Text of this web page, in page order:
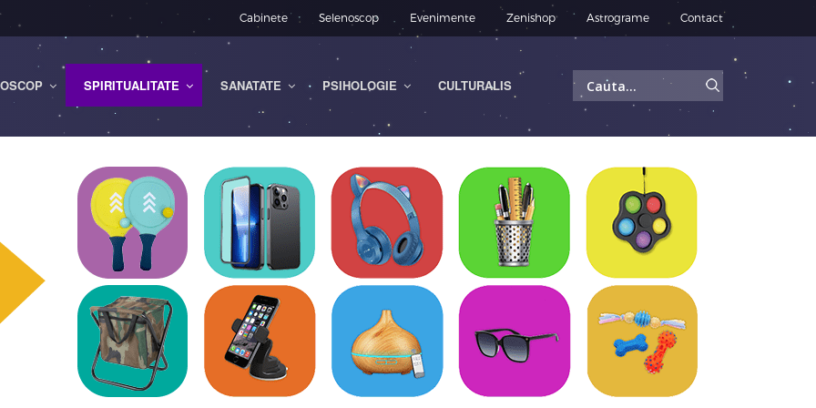
Cabinete Selenoscop Evenimente Zenishop Astrograme Contact
Caută
SPIRITUALITATE SANATATE PSIHOLOGIE CULTURALIS